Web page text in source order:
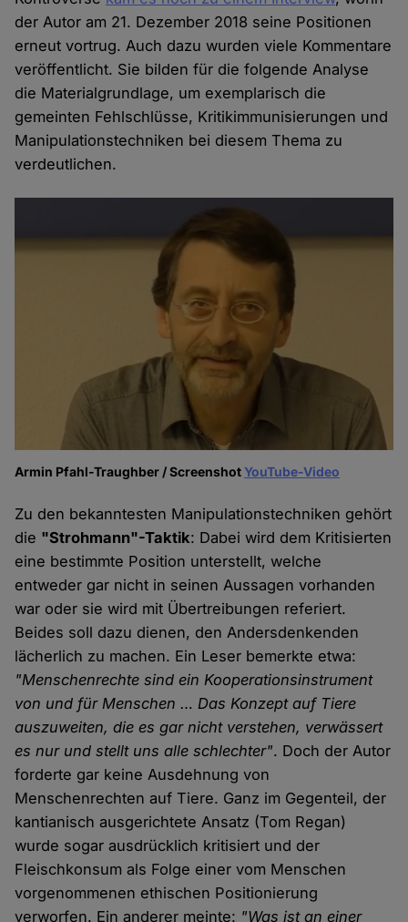
der Autor am 21. Dezember 2018 seine Positionen
erneut vortrug. Auch dazu wurden viele Kommentare
veröffentlicht. Sie bilden für die folgende Analyse
die Materialgrundlage, um exemplarisch die
gemeinten Fehlschlüsse, Kritikimmunisierungen und
Manipulationstechniken bei diesem Thema zu
verdeutlichen.
Armin Pfahl-Traughber / Screenshot YouTube-Video
Zu den bekanntesten Manipulationstechniken gehört
die "Strohmann"-Taktik: Dabei wird dem Kritisierten
eine bestimmte Position unterstellt, welche
entweder gar nicht in seinen Aussagen vorhanden
war oder sie wird mit Übertreibungen referiert.
Beides soll dazu dienen, den Andersdenkenden
lächerlich zu machen. Ein Leser bemerkte etwa:
"Menschenrechte sind ein Kooperationsinstrument
von und für Menschen … Das Konzept auf Tiere
auszuweiten, die es gar nicht verstehen, verwässert
es nur und stellt uns alle schlechter". Doch der Autor
forderte gar keine Ausdehnung von
Menschenrechten auf Tiere. Ganz im Gegenteil, der
kantianisch ausgerichtete Ansatz (Tom Regan)
wurde sogar ausdrücklich kritisiert und der
Fleischkonsum als Folge einer vom Menschen
vorgenommenen ethischen Positionierung
verworfen. Ein anderer meinte: "Was ist an einer